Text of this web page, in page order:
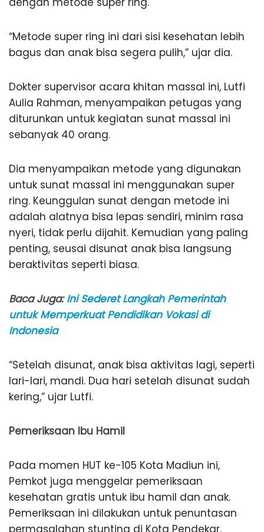
“Metode super ring ini dari sisi kesehatan lebih
bagus dan anak bisa segera pulih,” ujar dia.
Dokter supervisor acara khitan massal ini, Lutfi
Aulia Rahman, menyampaikan petugas yang
diturunkan untuk kegiatan sunat massal ini
sebanyak 40 orang.
Dia menyampaikan metode yang digunakan
untuk sunat massal ini menggunakan super
ring. Keunggulan sunat dengan metode ini
adalah alatnya bisa lepas sendiri, minim rasa
nyeri, tidak perlu dijahit. Kemudian yang paling
penting, seusai disunat anak bisa langsung
beraktivitas seperti biasa.
Baca Juga:Ini Sederet Langkah Pemerintah
untuk Memperkuat Pendidikan Vokasi di
Indonesia
“Setelah disunat, anak bisa aktivitas lagi, seperti
lari-lari, mandi. Dua hari setelah disunat sudah
kering,” ujar Lutfi.
Pemeriksaan Ibu Hamil
Pada momen HUT ke-105 Kota Madiun ini,
Pemkot juga menggelar pemeriksaan
kesehatan gratis untuk ibu hamil dan anak.
Pemeriksaan ini dilakukan untuk penuntasan